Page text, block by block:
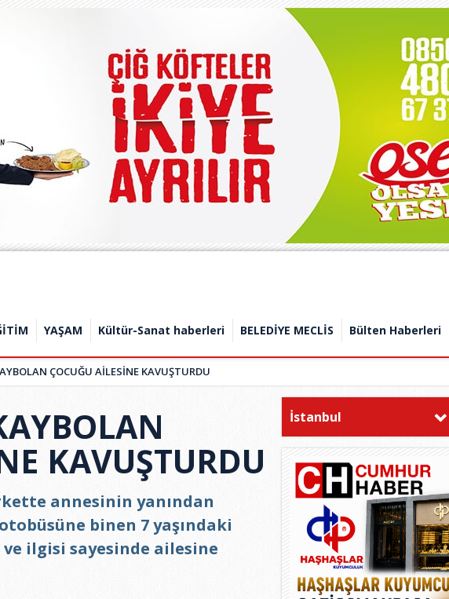
YAŞAM Kültür-Sanat haberleri BELEDİYE MECLİS Bülten Haberleri
ÇOCUĞU AİLESİNE KAVUŞTURDU
KAVUŞTURDU
annesinin yanından
binen 7 yaşındaki
ilgisi sayesinde ailesine
İstanbul